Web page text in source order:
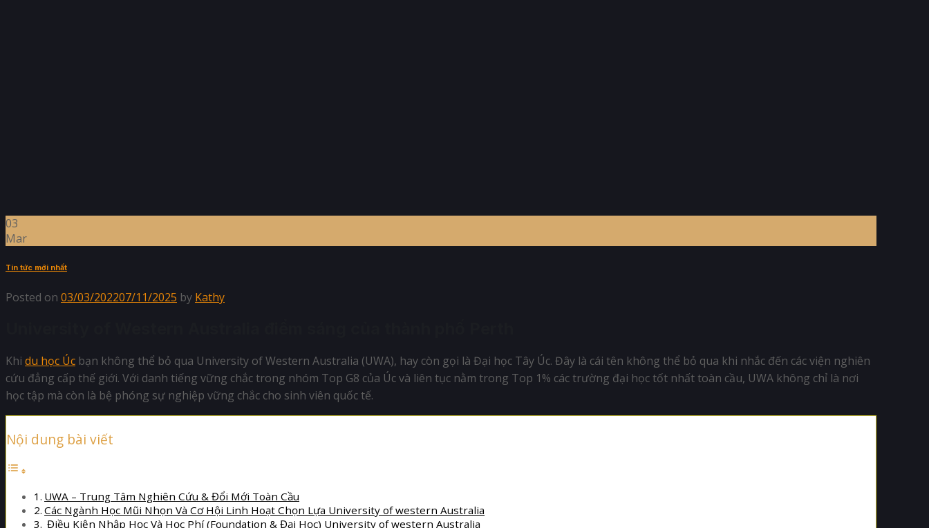
03
Mar
Tin tức mới nhất
Posted on 03/03/202207/11/2025 by Kathy
Khi du học Úc bạn không thể bỏ qua University of Western Australia (UWA), hay còn gọi là Đại học Tây Úc. Đây là cái tên không thể bỏ qua khi nhắc đến các viện nghiên
cứu đẳng cấp thế giới. Với danh tiếng vững chắc trong nhóm Top G8 của Úc và liên tục nằm trong Top 1% các trường đại học tốt nhất toàn cầu, UWA không chỉ là nơi
học tập mà còn là bệ phóng sự nghiệp vững chắc cho sinh viên quốc tế.
Nội dung bài viết
UWA – Trung Tâm Nghiên Cứu & Đổi Mới Toàn Cầu
Các Ngành Học Mũi Nhọn Và Cơ Hội Linh Hoạt Chọn Lựa University of western Australia
Điều Kiện Nhập Học Và Học Phí (Foundation & Đại Học) University of western Australia